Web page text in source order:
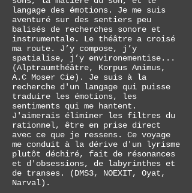
langage des émotions. Je me suis
aventuré sur des sentiers peu
balisés de recherches sonore et
instrumentale. Le théâtre a croisé
ma route. J’y compose, j’y
spatialise, j’y environementise...
(Alptraumthéâtre, Korpus Animus,
A.C Moser Cie). Je suis à la
recherche d'un langage qui puisse
traduire les émotions, les
sentiments qui me hantent.
J'aimerais éliminer les filtres du
rationnel, être en prise direct
avec ce que je ressens. Ce voyage
me conduit à la dérive d'un lyrisme
plutôt déchiré, fait de résonances
et d'obsessions, de labyrinthes et
de transes. (DMS3, NOEXIT, Oyat,
Narval).